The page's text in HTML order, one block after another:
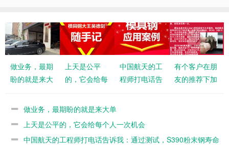
做业务，最期
盼的就是来大
上天是公平
的，它会给每
中国航天的工
程师打电话告
8566
有个客户在朋
友的推荐下加
做业务，最期盼的就是来大单
上天是公平的，它会给每个人一次机会
中国航天的工程师打电话告诉我：通过测试，S390粉末钢寿命